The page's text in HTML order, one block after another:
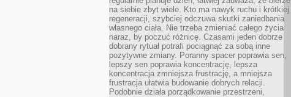
na siebie zbyt wiele. Kto ma nawyk ruchu i krótkiej
regeneracji, szybciej odczuwa skutki zaniedbania
własnego ciała. Nie trzeba zmieniać całego życia
naraz, by poczuć różnicę. Czasami jeden dobrze
dobrany rytuał potrafi pociągnąć za sobą inne
pozytywne zmiany. Poranny spacer poprawia sen,
lepszy sen poprawia koncentrację, lepsza
koncentracja zmniejsza frustrację, a mniejsza
frustracja ułatwia budowanie dobrych relacji.
Podobnie działa porządkowanie przestrzeni,